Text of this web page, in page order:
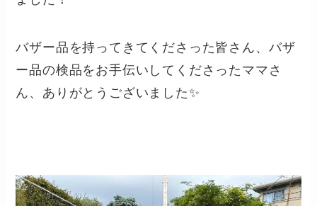
バザー品を持ってきてくださった皆さん、バザ
ー品の検品をお手伝いしてくださったママさ
ん、ありがとうございました✨